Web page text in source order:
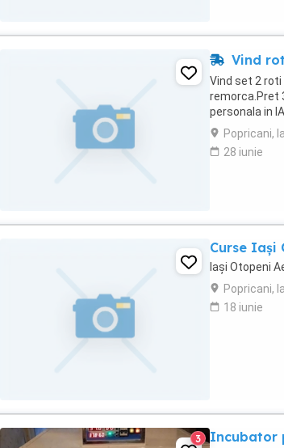
Vind
Vind set 2
remorca.Pret
personala in
Popricani,
28 iunie
Curse Iași
Iași Otopeni
Popricani,
18 iunie
3 Incubator